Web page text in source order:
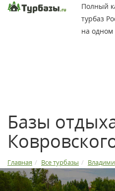
Полный
турбаз
на одном
Базы
Главная Все турбазы